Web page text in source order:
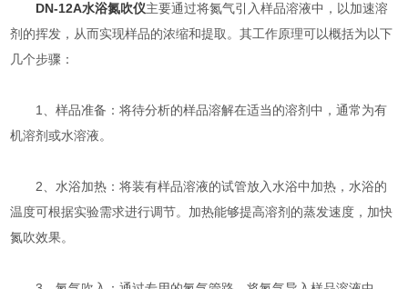
DN-12A水浴氮吹仪主要通过将氮气引入样品溶液中，以加速溶
剂的挥发，从而实现样品的浓缩和提取。其工作原理可以概括为以下
几个步骤：
1、样品准备：将待分析的样品溶解在适当的溶剂中，通常为有
机溶剂或水溶液。
2、水浴加热：将装有样品溶液的试管放入水浴中加热，水浴的
温度可根据实验需求进行调节。加热能够提高溶剂的蒸发速度，加快
氮吹效果。